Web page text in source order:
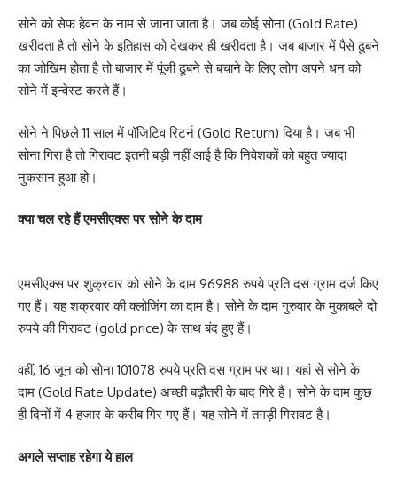
सोने को सेफ हेवन के नाम से जाना जाता है। जब कोई सोना (Gold Rate)
खरीदता है तो सोने के इतिहास को देखकर ही खरीदता है। जब बाजार में पैसे ढूबने
का जोखिम होता है तो बाजार में पूंजी ढूबने से बचाने के लिए लोग अपने धन को
सोने में इन्वेस्ट करते हैं।
सोने ने पिछले 11 साल में पॉजिटिव रिटर्न (Gold Return) दिया है। जब भी
सोना गिरा है तो गिरावट इतनी बड़ी नहीं आई है कि निवेशकों को बहुत ज्यादा
नुकसान हुआ हो।
क्या चल रहे हैं एमसीएक्स पर सोने के दाम
एमसीएक्स पर शुक्रवार को सोने के दाम 96988 रुपये प्रति दस ग्राम दर्ज किए
गए हैं। यह शक्रवार की क्लोजिंग का दाम है। सोने के दाम गुरुवार के मुकाबले दो
रुपये की गिरावट (gold price) के साथ बंद हुए हैं।
वहीं, 16 जून को सोना 101078 रुपये प्रति दस ग्राम पर था। यहां से सोने के
दाम (Gold Rate Update) अच्छी बढ़ौतरी के बाद गिरे हैं। सोने के दाम कुछ
ही दिनों में 4 हजार के करीब गिर गए हैं। यह सोने में तगड़ी गिरावट है।
अगले सप्ताह रहेगा ये हाल